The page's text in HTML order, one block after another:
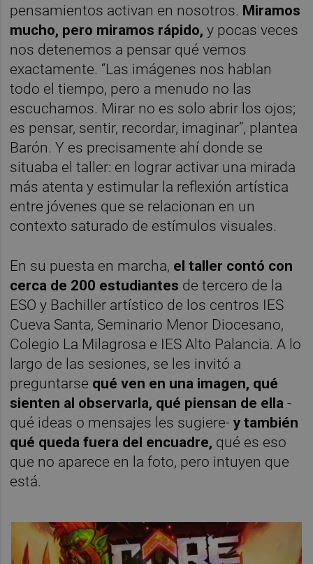
pensamientos activan en nosotros. Miramos
mucho, pero miramos rápido, y pocas veces
nos detenemos a pensar qué vemos
exactamente. “Las imágenes nos hablan
todo el tiempo, pero a menudo no las
escuchamos. Mirar no es solo abrir los ojos;
es pensar, sentir, recordar, imaginar”, plantea
Barón. Y es precisamente ahí donde se
situaba el taller: en lograr activar una mirada
más atenta y estimular la reflexión artística
entre jóvenes que se relacionan en un
contexto saturado de estímulos visuales.
En su puesta en marcha, el taller contó con
cerca de 200 estudiantes de tercero de la
ESO y Bachiller artístico de los centros IES
Cueva Santa, Seminario Menor Diocesano,
Colegio La Milagrosa e IES Alto Palancia. A lo
largo de las sesiones, se les invitó a
preguntarse qué ven en una imagen, qué
sienten al observarla, qué piensan de ella -
qué ideas o mensajes les sugiere- y también
qué queda fuera del encuadre, qué es eso
que no aparece en la foto, pero intuyen que
está.